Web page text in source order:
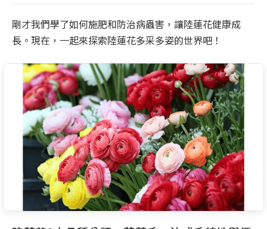
剛才我們學了如何施肥和防治病蟲害，讓陸蓮花健康成
長。現在，一起來探索陸蓮花多采多姿的世界吧！